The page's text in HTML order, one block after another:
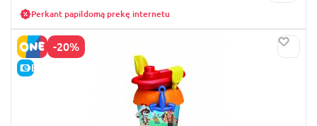
Perkant papildomą prekę internetu
-20%
E-KAINA